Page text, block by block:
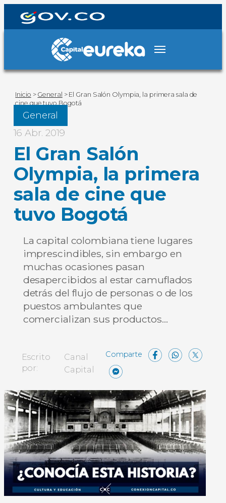
Inicio > General > El Gran Salón Olympia, la primera sala de
cine que tuvo Bogotá
General
16 Abr. 2019
El Gran Salón
Olympia, la primera
sala de cine que
tuvo Bogotá
La capital colombiana tiene lugares
imprescindibles, sin embargo en
muchas ocasiones pasan
desapercibidos al estar camuflados
detrás del flujo de personas o de los
puestos ambulantes que
comercializan sus productos…
Escrito
por:
Canal
Capital